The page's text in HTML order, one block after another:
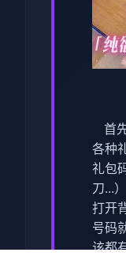
首
各种
礼包
刀...
打开
号码
该都